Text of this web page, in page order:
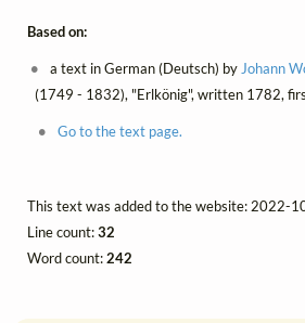
Based on:
a text in German (Deutsch) byJohann
(1749 - 1832), "Erlkönig", written 1782,
Go to the text page.
This text was added to the website: 2022-
Line count:32
Word count:242